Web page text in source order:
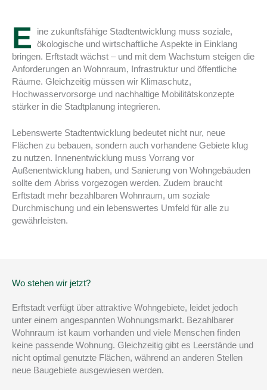
E ine zukunftsfähige Stadtentwicklung muss soziale,
ökologische und wirtschaftliche Aspekte in Einklang
bringen. Erftstadt wächst – und mit dem Wachstum steigen die
Anforderungen an Wohnraum, Infrastruktur und öffentliche
Räume. Gleichzeitig müssen wir Klimaschutz,
Hochwasservorsorge und nachhaltige Mobilitätskonzepte
stärker in die Stadtplanung integrieren.
Lebenswerte Stadtentwicklung bedeutet nicht nur, neue
Flächen zu bebauen, sondern auch vorhandene Gebiete klug
zu nutzen. Innenentwicklung muss Vorrang vor
Außenentwicklung haben, und Sanierung von Wohngebäuden
sollte dem Abriss vorgezogen werden. Zudem braucht
Erftstadt mehr bezahlbaren Wohnraum, um soziale
Durchmischung und ein lebenswertes Umfeld für alle zu
gewährleisten.
Wo stehen wir jetzt?
Erftstadt verfügt über attraktive Wohngebiete, leidet jedoch
unter einem angespannten Wohnungsmarkt. Bezahlbarer
Wohnraum ist kaum vorhanden und viele Menschen finden
keine passende Wohnung. Gleichzeitig gibt es Leerstände und
nicht optimal genutzte Flächen, während an anderen Stellen
neue Baugebiete ausgewiesen werden.